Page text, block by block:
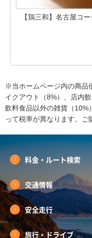
【鶏三和】名古屋コ
※当ホームページ内の商品
イクアウト（8%）、店内
飲料食品以外の雑貨（10%
って税率が異なります。ご
料金・ルート検索
交通情報
安全走行
旅行・ドライブ